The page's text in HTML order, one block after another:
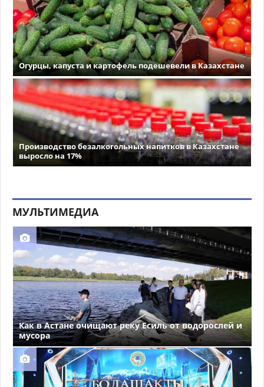
Огурцы, капуста и картофель подешевели в Казахстане
Производство безалкогольных напитков в Казахстане
выросло на 17%
МУЛЬТИМЕДИА
Как в Астане очищают реку Есиль от водорослей и
мусора